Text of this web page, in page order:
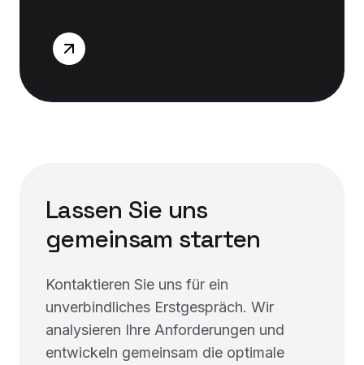
Lassen Sie uns
gemeinsam starten
Kontaktieren Sie uns für ein
unverbindliches Erstgespräch. Wir
analysieren Ihre Anforderungen und
entwickeln gemeinsam die optimale